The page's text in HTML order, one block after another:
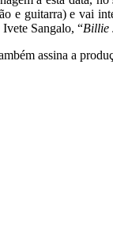
e guitarra) e vai
Sangalo, “Billie
assina a